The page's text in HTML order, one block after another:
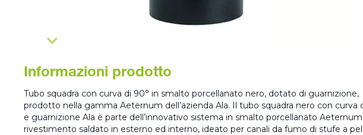
Informazioni prodotto
Tubo squadra con curva di 90° in smalto porcellanato nero, dotato di guarnizione,
prodotto nella gamma Aeternum dell’azienda Ala. Il tubo squadra nero con curva
e guarnizione Ala è parte dell’innovativo sistema in smalto porcellanato
rivestimento saldato in esterno ed interno, ideato per canali da fumo di stufe a